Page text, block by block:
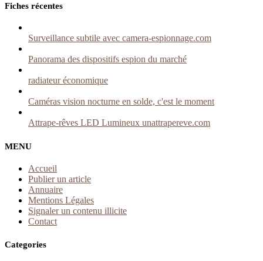
Fiches récentes
Surveillance subtile avec camera-espionnage.com
Panorama des dispositifs espion du marché
radiateur économique
Caméras vision nocturne en solde, c'est le moment
Attrape-rêves LED Lumineux unattrapereve.com
MENU
Accueil
Publier un article
Annuaire
Mentions Légales
Signaler un contenu illicite
Contact
Categories